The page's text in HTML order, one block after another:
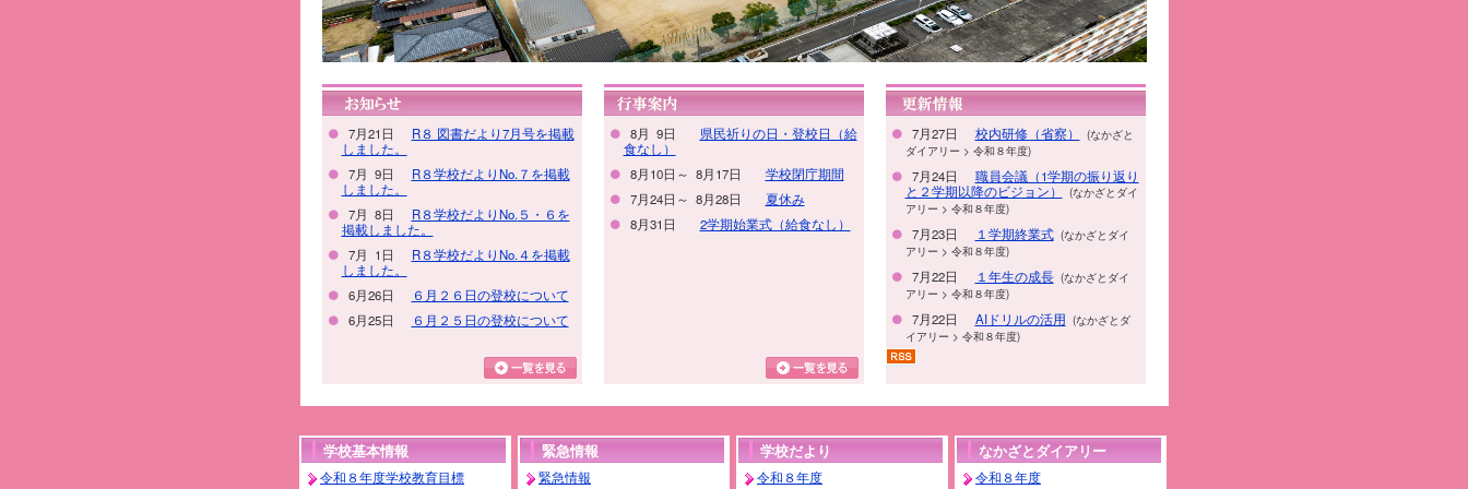
7月21日
R８ 図書だより7月号を掲載
しました。
7月 9日
R８学校だよりNo. ７を掲載
しました。
7月 8日
R８学校だよりNo. ５・６を
掲載しました。
7月 1日
R８学校だよりNo.４を掲載
しました。
6月26日
６月２６日の登校について
6月25日
６月２５日の登校について
8月 9日
県民祈りの日・登校日（給
食なし）
8月10日～ 8月17日
学校閉庁期間
7月24日～ 8月28日
夏休み
8月31日
2学期始業式（給食なし）
7月27日 校内研修（省察） (なかざと
ダイアリー > 令和８年度)
7月24日
職員会議（1学期の振り返り
と２学期以降のビジョン）
(なかざとダイ
アリー > 令和８年度)
7月23日 １学期終業式 (なかざとダイ
アリー > 令和８年度)
7月22日 １年生の成長 (なかざとダイ
アリー > 令和８年度)
7月22日 AIドリルの活用 (なかざとダ
イアリー > 令和８年度)
7月22日
7月22日
１リットルってどれくら
和８年度)
7月21日 08 図書だより 7月号
(
学校案内 > 図書室だより)
学校基本情報
令和８年度学校教育目標
緊急情報
緊急情報
学校だより
令和８年度
なかざとダイアリー
令和８年度